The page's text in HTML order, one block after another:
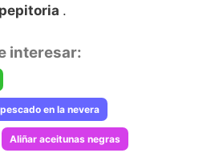
.
interesar:
en la nevera
Aliñar aceitunas negras